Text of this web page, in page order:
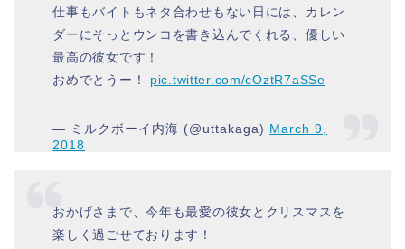
仕事もバイトもネタ合わせもない日には、カレン
ダーにそっとウンコを書き込んでくれる、優しい
最高の彼女です！
おめでとうー！ pic.twitter.com/cOztR7aSSe
— ミルクボーイ内海 (@uttakaga) March 9,
2018
おかげさまで、今年も最愛の彼女とクリスマスを
楽しく過ごせております！